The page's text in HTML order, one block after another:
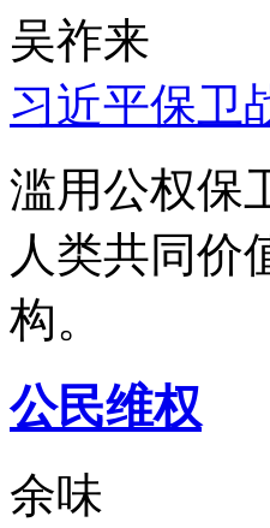
吴祚来
习近平保卫
滥用公权保
人类共同价
构。
公民维权
余味